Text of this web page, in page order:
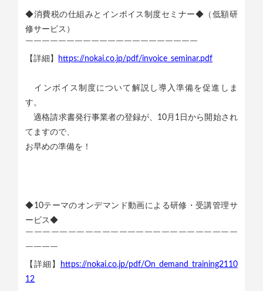
◆消費税の仕組みとインボイス制度セミナー◆（低額研
修サービス）
￣￣￣￣￣￣￣￣￣￣￣￣￣￣￣￣￣￣￣￣￣
【詳細】
https://nokai.co.jp/pdf/invoice_seminar.pdf
インボイス制度について解説し導入準備を促進しま
す。
適格請求書発行事業者の登録が、10月1日から開始され
てますので、
お早めの準備を！
◆10テーマのオンデマンド動画による研修・受講管理サ
ービス◆
￣￣￣￣￣￣￣￣￣￣￣￣￣￣￣￣￣￣￣￣￣￣￣￣￣
￣￣￣￣
【詳細】
https://nokai.co.jp/pdf/On_demand_training2110
12